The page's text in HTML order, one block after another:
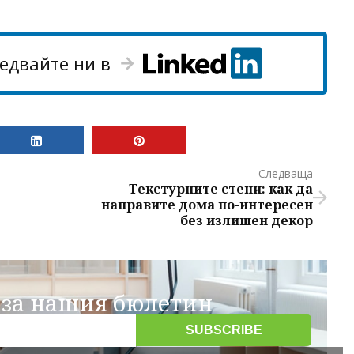
ни в
Следваща
Текстурните стени: как да
направите дома по-интересен
без излишен декор
нашия бюлетин